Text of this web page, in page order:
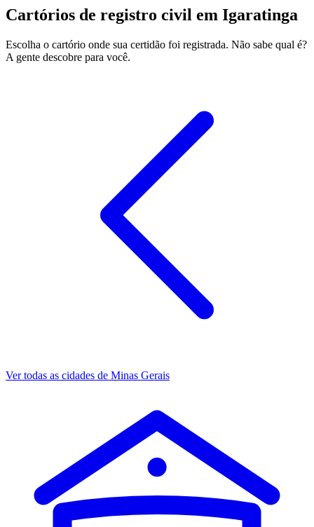
Cartórios de registro civil em Igaratinga
Escolha o cartório onde sua certidão foi registrada. Não sabe qual é?
A gente descobre para você.
Ver todas as cidades de Minas Gerais